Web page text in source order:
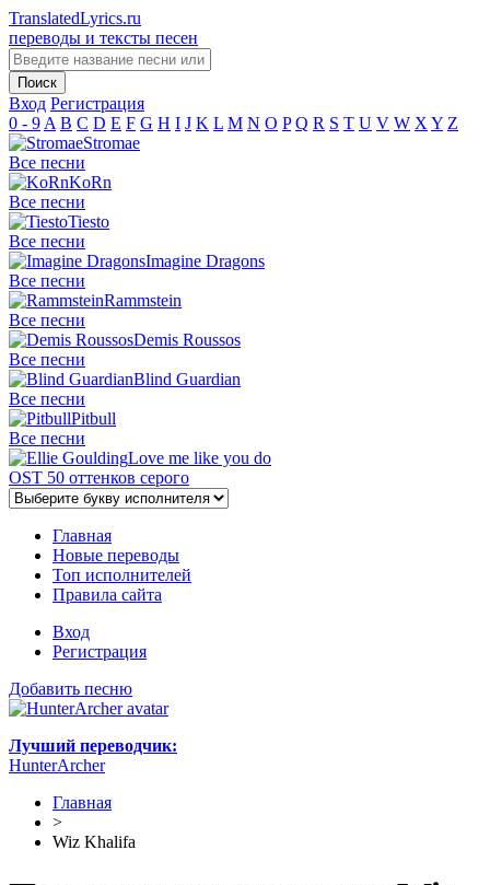
TranslatedLyrics.ru
переводы и тексты песен
Вход Регистрация
0 - 9 A B C D E F G H I J K L M N O P Q R S T U V W X Y Z
Stromae
Все песни
KoRn
Все песни
Tiesto
Все песни
Imagine Dragons
Все песни
Rammstein
Все песни
Demis Roussos
Все песни
Blind Guardian
Все песни
Pitbull
Все песни
Love me like you do
OST 50 оттенков серого
Главная
Новые переводы
Топ исполнителей
Правила сайта
Вход
Регистрация
Добавить песню
Лучший переводчик:
HunterArcher
Главная
>
Wiz Khalifa